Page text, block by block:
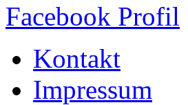
Kontakt
Impressum